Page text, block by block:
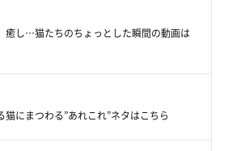
癒し…猫たちのちょっとした瞬間の動画は
にまつわる”あれこれ”ネタはこちら